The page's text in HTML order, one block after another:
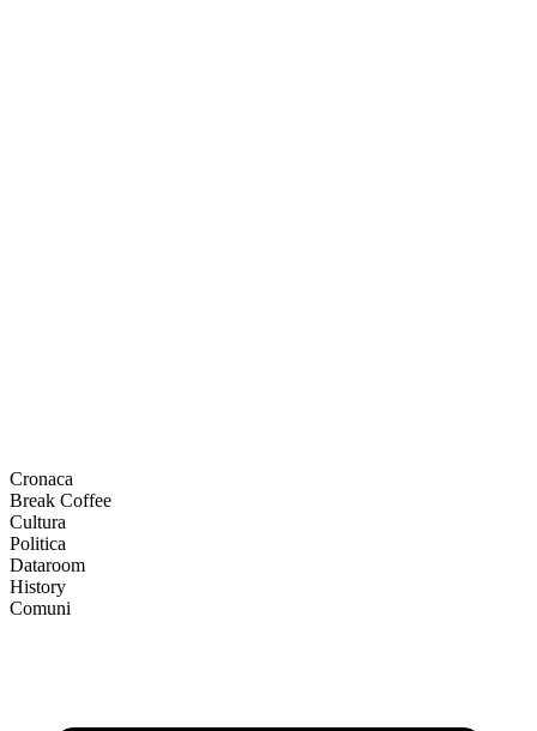
Cronaca
Break Coffee
Cultura
Politica
Dataroom
History
Comuni